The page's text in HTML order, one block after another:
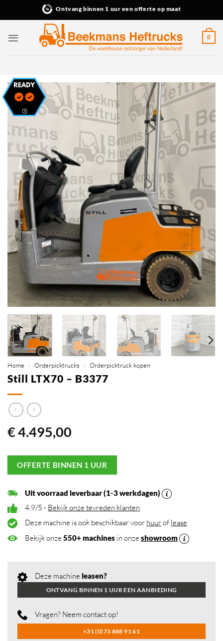
Ontvang binnen 1 uur een offerte op maat
0
Home » Orderpicktrucks » Orderpicktruck kopen
Still LTX70 – B3377
€4.495,00
OFFERTE BINNEN 1 UUR
Uit voorraad leverbaar (1-3 werkdagen)
4.9/5 - Bekijk onze tevreden klanten
Deze machine is ook beschikbaar voor huurof lease
Bekijk onze550+ machines in onzeshowroom
Deze machine leasen?
ONTVANG BINNEN 1 UUR EEN AANBIEDING
Vragen? Neem contact op!
+31 (0)73 888 91 61